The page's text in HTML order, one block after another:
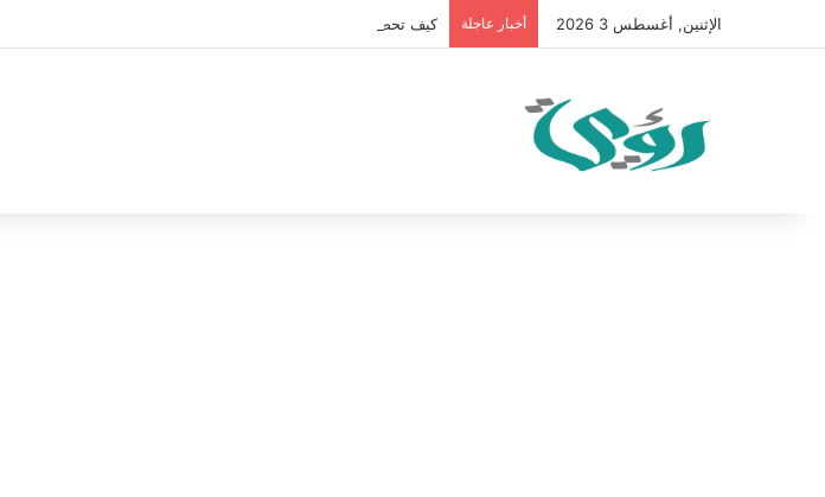
الإثنين, أغسطس 3 2026 أخبار عاجلة كيف تحصل على 100 متابع يوميًا على “انستقرام” في 2026 بدون إعلانات